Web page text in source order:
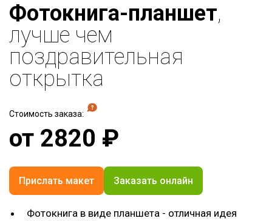
Фотокнига-планшет,
лучше чем
поздравительная
открытка
Стоимость заказа:
от 2820 ₽
Прислать макет Заказать онлайн
Фотокнига в виде планшета - отличная идея